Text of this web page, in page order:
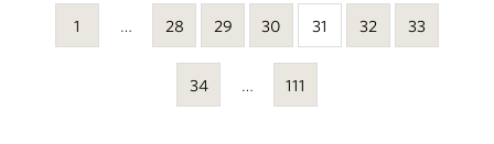
1 … 28 29 30 31 32 33
34 … 111